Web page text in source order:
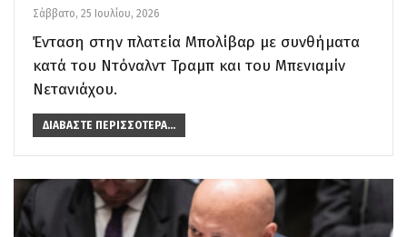
Σάββατο, 25 Ιουλίου, 2026
Ένταση στην πλατεία Μπολίβαρ με συνθήματα
κατά του Ντόναλντ Τραμπ και του Μπενιαμίν
Νετανιάχου.
ΔΙΑΒΆΣΤΕ ΠΕΡΙΣΣΌΤΕΡΑ...